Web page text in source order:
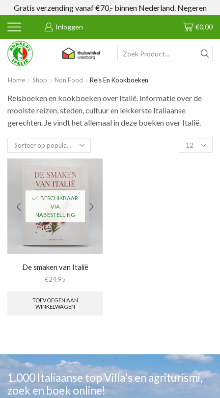
Gratis verzending vanaf €70,- binnen Nederland. Negeren
Inloggen €0,00
SEARCH
Home Shop Non Food Reis En Kookboeken
Reisboeken en kookboeken over Italië. Informatie over de
mooiste reizen, steden, cultuur en lekkerste Italiaanse
gerechten. Je vindt het allemaal in deze boeken over Italië.
Products
per
BESCHIKBAAR
VIA
NABESTELLING
De smaken van Italië
€24,95
TOEVOEGEN AAN
WINKELWAGEN
1.000 Italiaanse top Villa's en agriturismi,
zoek en boek online!